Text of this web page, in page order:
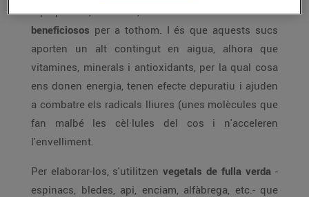
i preparar i, sobretot, resulten moltsaludables i
beneficiosos per a tothom. I és que aquests sucs
aporten un alt contingut en aigua, alhora que
vitamines, minerals i antioxidants, per la qual cosa
ens donen energia, tenen efecte depuratiu i ajuden
a combatre els radicals lliures (unes molècules que
fan malbé les cèl·lules del cos i n'acceleren
l'envelliment.
Per elaborar-los, s'utilitzen vegetals de fulla verda -
espinacs, bledes, api, enciam, alfàbrega, etc.- que